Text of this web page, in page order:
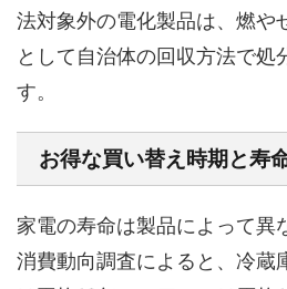
法対象外の電化製品は、燃や
として自治体の回収方法で処
す。
お得な買い替え時期と寿
家電の寿命は製品によって異
消費動向調査によると、冷蔵